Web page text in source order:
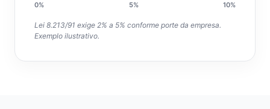
0% 5% 10%
Lei 8.213/91 exige 2% a 5% conforme porte da empresa.
Exemplo ilustrativo.